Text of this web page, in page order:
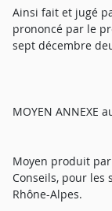
Ainsi fait et jugé
prononcé par le
sept décembre
MOYEN ANNEXE
Moyen produit par
Conseils, pour les
Rhône-Alpes.